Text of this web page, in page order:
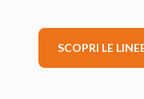
SCOPRI LE